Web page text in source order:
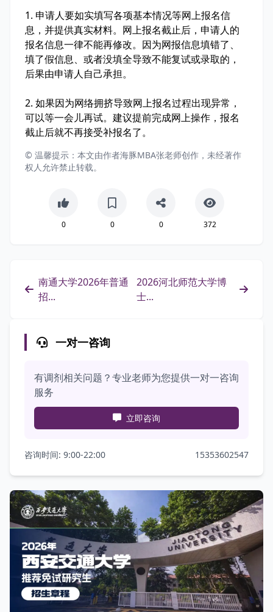
1. 申请人要如实填写各项基本情况等网上报名信
息，并提供真实材料。网上报名截止后，申请人的
报名信息一律不能再修改。因为网报信息填错了、
填了假信息、或者没填全导致不能复试或录取的，
后果由申请人自己承担。
2. 如果因为网络拥挤导致网上报名过程出现异常，
可以等一会儿再试。建议提前完成网上操作，报名
截止后就不再接受补报名了。
© 温馨提示：本文由作者海豚MBA张老师创作，未经著作
权人允许禁止转载。
0 0 0 372
南通大学2026年普通
招...
2026河北师范大学博
士...
一对一咨询
有调剂相关问题？专业老师为您提供一对一咨询
服务
立即咨询
咨询时间: 9:00-22:00 15353602547